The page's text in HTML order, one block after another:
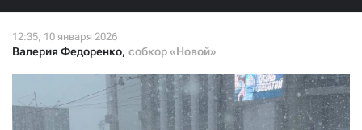
Валерия Федоренко, собкор «Новой»
500